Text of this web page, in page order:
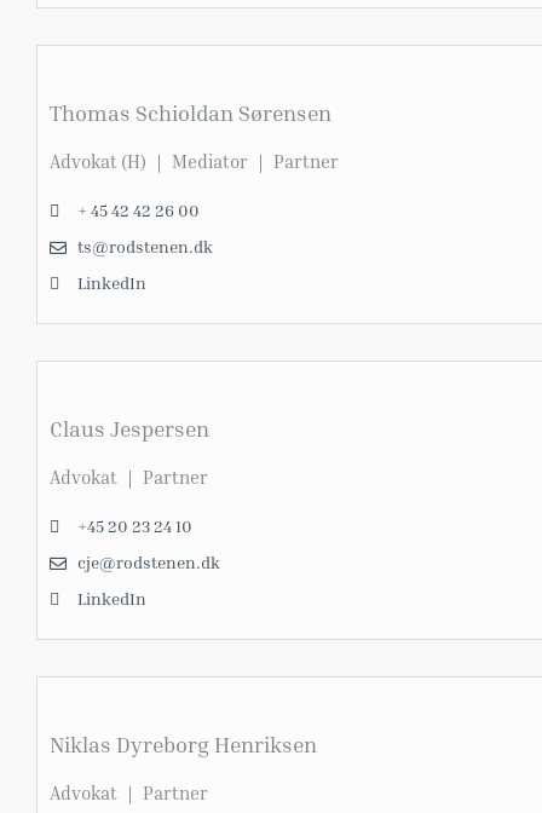
Thomas Schioldan Sørensen
Advokat (H) ｜ Mediator ｜ Partner
+ 45 42 42 26 00
ts@rodstenen.dk
LinkedIn
Claus Jespersen
Advokat ｜ Partner
+45 20 23 24 10
cje@rodstenen.dk
LinkedIn
Niklas Dyreborg Henriksen
Advokat ｜ Partner